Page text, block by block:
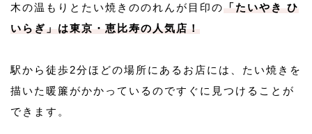
木の温もりとたい焼きののれんが目印の
「たいやき ひ
いらぎ」は東京・恵比寿の人気店！
駅から徒歩2分ほどの場所にあるお店には、たい焼きを
描いた暖簾がかかっているのですぐに見つけることが
できます。